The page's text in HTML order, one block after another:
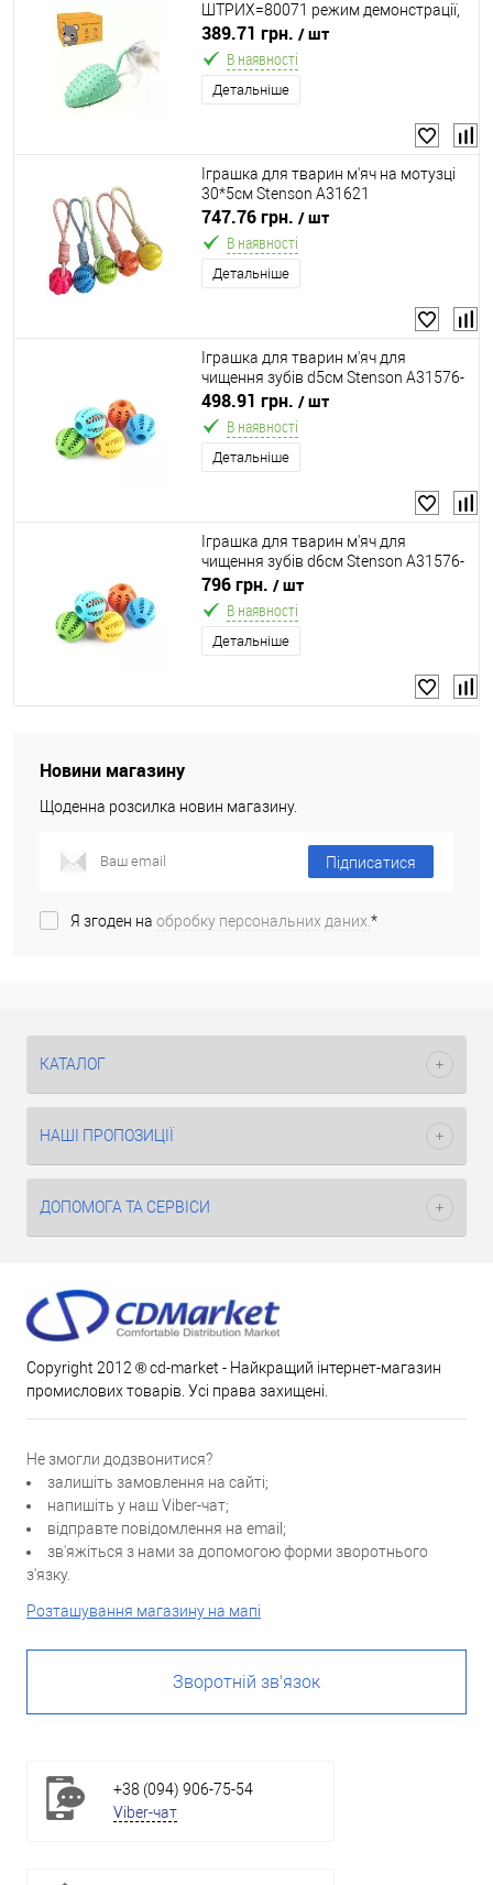
ШТРИХ=80071 режим демонстрації,
звук, підсвічування, пульт
керування, вбудований акумулятор,
USB Type-C кабель, в коробці
389.71 грн. / шт
В наявності
Детальніше
Іграшка для тварин м'яч на мотузці
30*5см Stenson A31621
747.76 грн. / шт
В наявності
Детальніше
Іграшка для тварин м'яч для
чищення зубів d5см Stenson A31576-
5
498.91 грн. / шт
В наявності
Детальніше
Іграшка для тварин м'яч для
чищення зубів d6см Stenson A31576-
6
796 грн. / шт
В наявності
Детальніше
Новини магазину
Щоденна розсилка новин магазину.
Підписатися
Я згоден на обробку персональних даних.*
КАТАЛОГ
НАШІ ПРОПОЗИЦІЇ
ДОПОМОГА ТА СЕРВІСИ
Copyright 2012 ® cd-market - Найкращий інтернет-магазин
промислових товарів. Усі права захищені.
Не змогли додзвонитися?
залишіть замовлення на сайті;
напишіть у наш Viber-чат;
відправте повідомлення на email;
зв'яжіться з нами за допомогою форми зворотнього
з'язку.
Розташування магазину на мапі
Зворотній зв'язок
+38 (094) 906-75-54
Viber-чат